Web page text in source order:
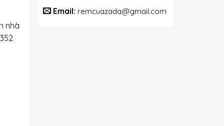
Email: remcuazada@gmail.com
nhà